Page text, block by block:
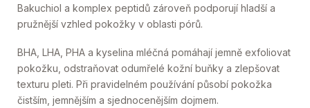
Bakuchiol a komplex peptidů zároveň podporují hladší a
pružnější vzhled pokožky v oblasti pórů.
BHA, LHA, PHA a kyselina mléčná pomáhají jemně exfoliovat
pokožku, odstraňovat odumřelé kožní buňky a zlepšovat
texturu pleti. Při pravidelném používání působí pokožka
čistším, jemnějším a sjednocenějším dojmem.